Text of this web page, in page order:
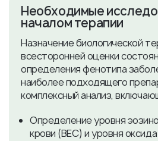
​Необходимые
началом терапии
Назначение биологической
всесторонней оценки
определения фенотипа
наиболее подходящего
комплексный анализ,
Определение уровня
крови (BEC) и уровня